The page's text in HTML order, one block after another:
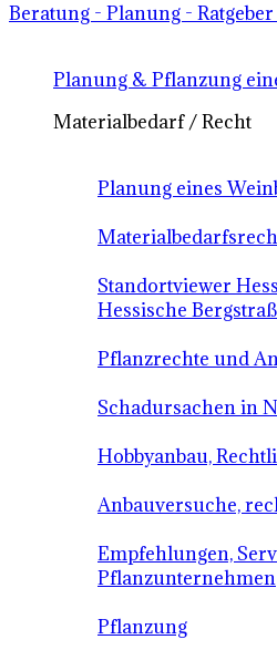
Beratung - Planung -
Planung & Pflanzung
Materialbedarf / Recht
Planung eines
Standortviewer
Hessische
Pflanzrechte und
Schadursachen in
Hobbyanbau,
Anbauversuche,
Empfehlungen,
Pflanzunternehmen
Pflanzung